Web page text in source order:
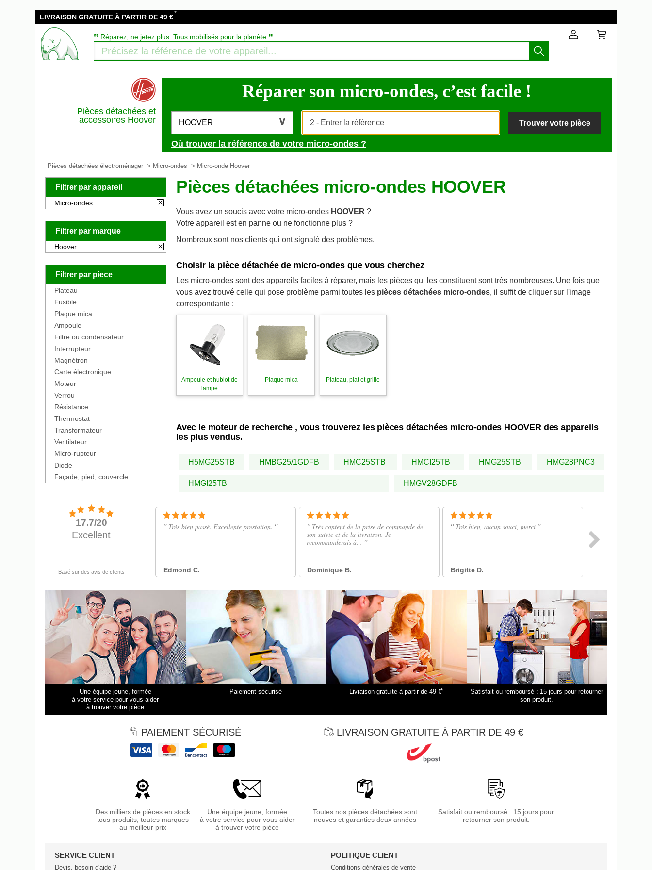
LIVRAISON GRATUITE À PARTIR DE 49 €*
‟ Réparez, ne jetez plus. Tous mobilisés pour la planète ”
Pièces détachées et
accessoires Hoover
Réparer son micro-ondes, c’est facile !
HOOVER Trouver votre pièce
Où trouver la référence de votre micro-ondes ?
Pièces détachées électroménager > Micro-ondes > Micro-onde Hoover
Filtrer par appareil
Micro-ondes
Filtrer par marque
Hoover
Filtrer par piece
Plateau
Fusible
Plaque mica
Ampoule
Filtre ou condensateur
Interrupteur
Magnétron
Carte électronique
Moteur
Verrou
Résistance
Thermostat
Transformateur
Ventilateur
Micro-rupteur
Diode
Façade, pied, couvercle
Pièces détachées micro-ondes HOOVER
Vous avez un soucis avec votre micro-ondes HOOVER ?
Votre appareil est en panne ou ne fonctionne plus ?
Nombreux sont nos clients qui ont signalé des problèmes.
Choisir la pièce détachée de micro-ondes que vous cherchez
Les micro-ondes sont des appareils faciles à réparer, mais les pièces qui les constituent sont très nombreuses. Une fois que
vous avez trouvé celle qui pose problème parmi toutes les pièces détachées micro-ondes, il suffit de cliquer sur l'image
correspondante :
Ampoule et hublot de
lampe
Plaque mica Plateau, plat et grille
Avec le moteur de recherche , vous trouverez les pièces détachées micro-ondes HOOVER des appareils
les plus vendus.
H5MG25STB HMBG25/1GDFB HMC25STB HMCI25TB HMG25STB HMG28PNC3
HMGI25TB HMGV28GDFB
Une équipe jeune, formée
à votre service pour vous aider
à trouver votre pièce
Paiement sécurisé Livraison gratuite à partir de 49 €*
Satisfait ou remboursé : 15 jours pour retourner
son produit.
PAIEMENT SÉCURISÉ LIVRAISON GRATUITE À PARTIR DE 49 €
Des milliers de pièces en stock
tous produits, toutes marques
au meilleur prix
Une équipe jeune, formée
à votre service pour vous aider
à trouver votre pièce
Toutes nos pièces détachées sont
neuves et garanties deux années
Satisfait ou remboursé : 15 jours pour
retourner son produit.
SERVICE CLIENT
Devis, besoin d'aide ?
POLITIQUE CLIENT
Conditions générales de vente